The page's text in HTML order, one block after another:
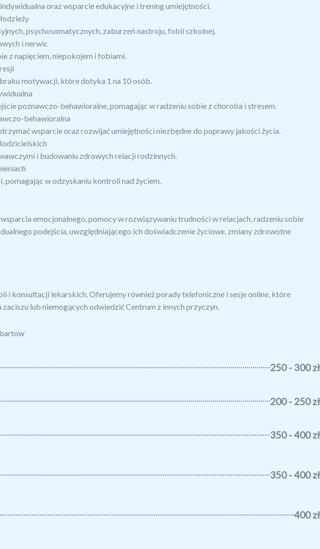
oraz wsparcie edukacyjne i trening umiejętności.
psychosomatycznych, zaburzeń nastroju, fobii szkolnej.
i nerwic
z napięciem, niepokojem i fobiami.
motywacji, które dotyka 1 na 10 osób.
poznawczo-behawioralne, pomagając w radzeniu sobie z choroba i stresem.
behawioralna
wsparcie oraz rozwijać umiejętności niezbędne do poprawy jakości życia.
i budowaniu zdrowych relacji rodzinnych.
pomagając w odzyskaniu kontroli nad życiem.
emocjonalnego, pomocy w rozwiązywaniu trudności w relacjach, radzeniu sobie
podejścia, uwzględniającego ich doświadczenie życiowe, zmiany zdrowotne
konsultacji lekarskich. Oferujemy również porady telefoniczne i sesje online, które
lub niemogących odwiedzić Centrum z innych przyczyn.
250 - 300 zł
200 - 250 zł
350 - 400 zł
350 - 400 zł
400 zł